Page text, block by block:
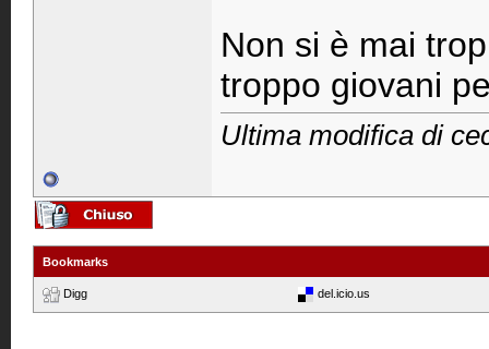
Non si è mai
troppo giovani
Ultima modifica di
Bookmarks
Digg del.icio.us